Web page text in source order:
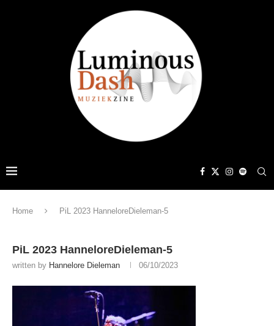
Home PiL 2023 HanneloreDieleman-5
PiL 2023 HanneloreDieleman-5
written by Hannelore Dieleman 06/10/2023